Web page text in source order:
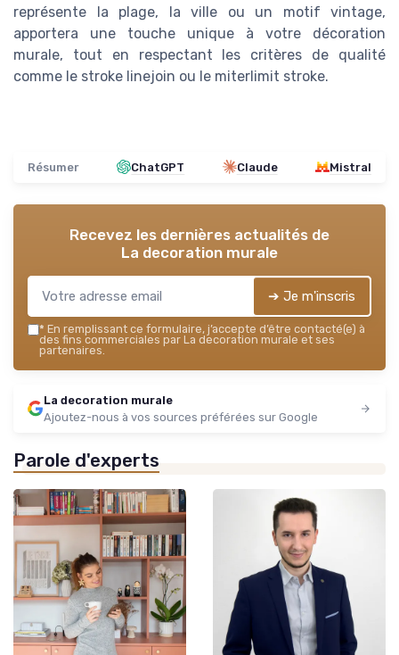
représente la plage, la ville ou un motif vintage,
apportera une touche unique à votre décoration
murale, tout en respectant les critères de qualité
comme le stroke linejoin ou le miterlimit stroke.
Résumer ChatGPT Claude Mistral
Recevez les dernières actualités de
La decoration murale
➔ Je m'inscris
* En remplissant ce formulaire, j’accepte d’être contacté(e) à
des fins commerciales par La decoration murale et ses
partenaires.
La decoration murale
Ajoutez-nous à vos sources préférées sur Google
Parole d'experts